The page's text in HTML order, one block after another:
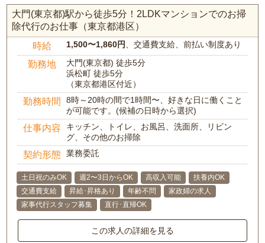
大門(東京都)駅から徒歩5分！2LDKマンションでのお掃
除代行のお仕事（東京都港区）
時給 1,500〜1,860円 、交通費支給、前払い制度あり
勤務地
大門(東京都) 徒歩5分
浜松町 徒歩5分
（東京都港区付近）
勤務時間
8時～20時の間で1時間〜、好きな日に働くこと
が可能です。(候補の日時から選択)
仕事内容
キッチン、トイレ、お風呂、洗面所、リビン
グ、その他のお掃除
契約形態 業務委託
土日祝のみOK 週2〜3日からOK 高収入可能
扶養内OK
交通費支給
昇給･昇格あり 年齢不問
家政婦の求人
家事代行スタッフ募集
直行･直帰OK
この求人の詳細を見る